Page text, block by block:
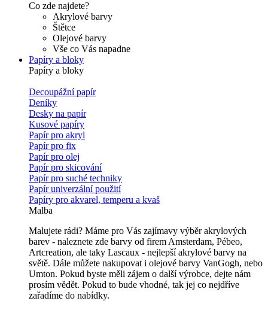
Co zde najdete?
Akrylové barvy
Štětce
Olejové barvy
Vše co Vás napadne
Papíry a bloky
Papíry a bloky
Decoupážní papír
Deníky
Desky na papír
Kusové papíry
Papír pro akryl
Papír pro fix
Papír pro olej
Papír pro skicování
Papír pro suché techniky
Papír univerzální použití
Papíry pro akvarel, temperu a kvaš
Malba
Malujete rádi? Máme pro Vás zajímavy výběr akrylových
barev - naleznete zde barvy od firem Amsterdam, Pébeo,
Artcreation, ale taky Lascaux - nejlepší akrylové barvy na
světě. Dále můžete nakupovat i olejové barvy VanGogh, nebo
Umton. Pokud byste měli zájem o další výrobce, dejte nám
prosím vědět. Pokud to bude vhodné, tak jej co nejdříve
zařadíme do nabídky.